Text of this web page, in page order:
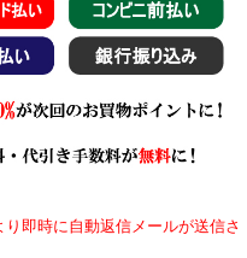
即時に自動返信メールが送信さ